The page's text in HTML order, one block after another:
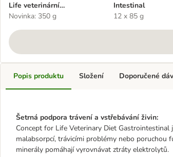
Life veterinární
gastrointestinální dieta
Novinka: 350 g
Intestinal
12 x 85 g
Popis produktu
Šetrná podpora trávení a vstřebávání živin:
Concept for Life Veterinary Diet Gastrointestinal
malabsorpcí, trávicími problémy nebo poruchou
minerály pomáhají vyrovnávat ztráty elektrolytů.
Složení Doporučené